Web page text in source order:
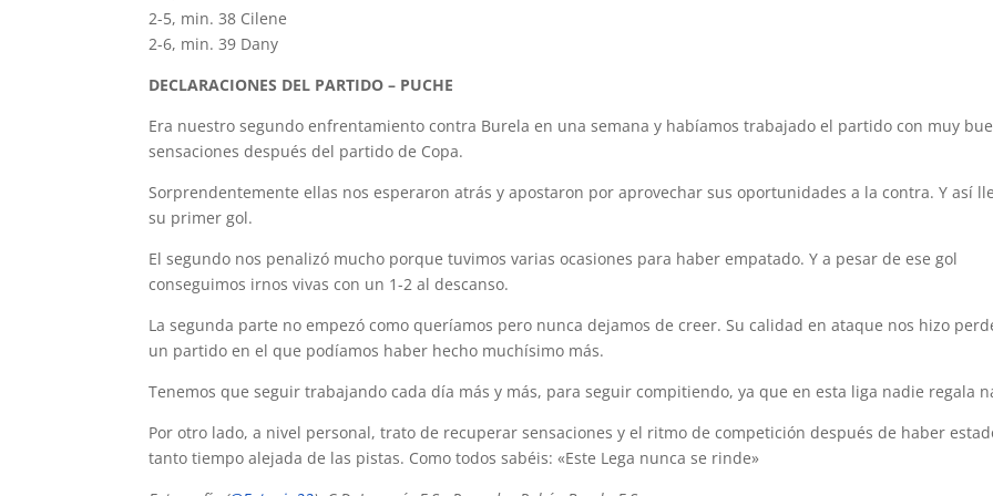
2-5, min. 38 Cilene
2-6, min. 39 Dany
DECLARACIONES DEL PARTIDO – PUCHE
Era nuestro segundo enfrentamiento contra Burela en una semana y habíamos trabajado el partido con muy
sensaciones después del partido de Copa.
Sorprendentemente ellas nos esperaron atrás y apostaron por aprovechar sus oportunidades a la contra. Y así
su primer gol.
El segundo nos penalizó mucho porque tuvimos varias ocasiones para haber empatado. Y a pesar de ese gol
conseguimos irnos vivas con un 1-2 al descanso.
La segunda parte no empezó como queríamos pero nunca dejamos de creer. Su calidad en ataque nos hizo
un partido en el que podíamos haber hecho muchísimo más.
Tenemos que seguir trabajando cada día más y más, para seguir compitiendo, ya que en esta liga nadie regala
Por otro lado, a nivel personal, trato de recuperar sensaciones y el ritmo de competición después de haber
tanto tiempo alejada de las pistas. Como todos sabéis: «Este Lega nunca se rinde»